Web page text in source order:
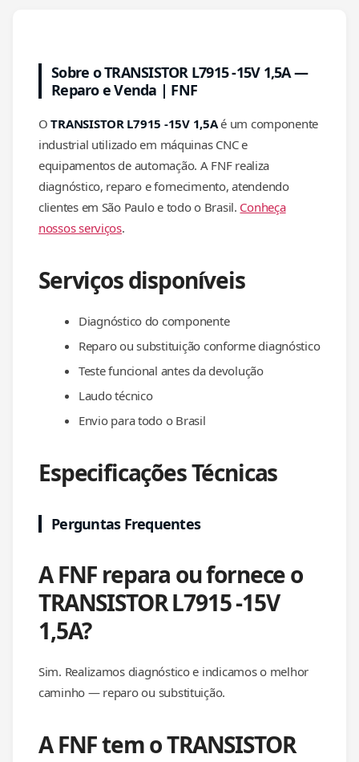
Sobre o TRANSISTOR L7915 -15V 1,5A —
Reparo e Venda | FNF
OTRANSISTOR L7915 -15V 1,5Aé um componente
industrial utilizado em máquinas CNC e
equipamentos de automação. A FNF realiza
diagnóstico, reparo e fornecimento, atendendo
clientes em São Paulo e todo o Brasil. Conheça
nossos serviços.
Serviços disponíveis
Diagnóstico do componente
Reparo ou substituição conforme diagnóstico
Teste funcional antes da devolução
Laudo técnico
Envio para todo o Brasil
Especificações Técnicas
Perguntas Frequentes
A FNF repara ou fornece o
TRANSISTOR L7915 -15V
1,5A?
Sim. Realizamos diagnóstico e indicamos o melhor
caminho — reparo ou substituição.
A FNF tem o TRANSISTOR